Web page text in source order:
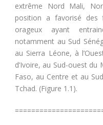
extrême Nord Mali,
position a favorisé des
orageux ayant
notamment au Sud
au Sierra Léone, à
d’Ivoire, au Sud-ouest du
Faso, au Centre et au
Tchad. (Figure 1.1).